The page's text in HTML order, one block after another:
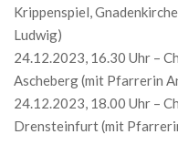
Krippenspiel,
Ludwig)
24.12.2023, 16.30 Uhr –
Ascheberg (mit Pfarrerin
24.12.2023, 18.00 Uhr –
Drensteinfurt (mit